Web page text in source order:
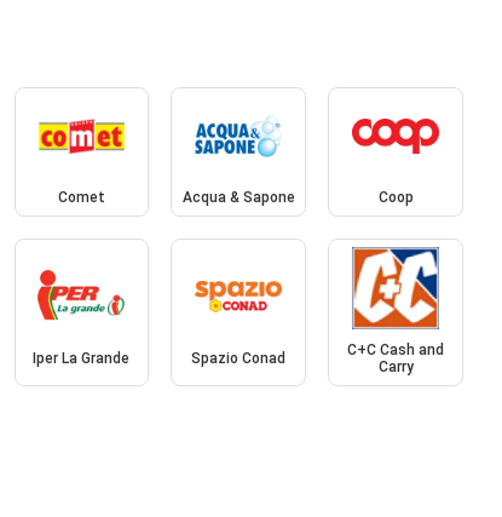
Comet Acqua & Sapone Coop
Iper La Grande Spazio Conad
C+C Cash and
Carry